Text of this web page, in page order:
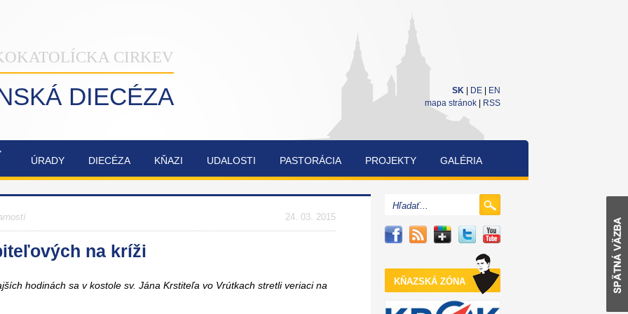
SK DE
EN
mapa stránok
RSS
CIRKEV
DIECÉZA
ÚRADY DIECÉZA KŇAZI UDALOSTI PASTORÁCIA PROJEKTY GALÉRIA
NAŠA
OBNOVA
TROJICE
SYNODA
CUKRÁRENSKÁ
SÚŤAŽ
KŇAZSKÁ ZÓNA
24. 03. 2015
na kríži
hodinách sa v kostole sv. Jána Krstiteľa vo Vrútkach stretli veriaci na